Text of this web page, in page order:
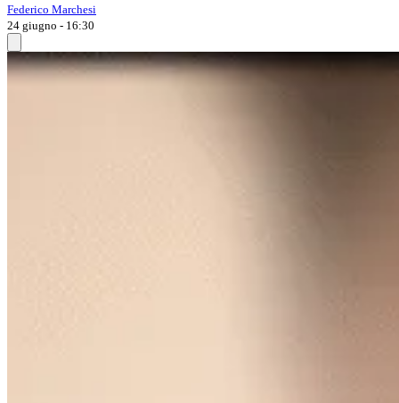
Federico Marchesi
24 giugno - 16:30